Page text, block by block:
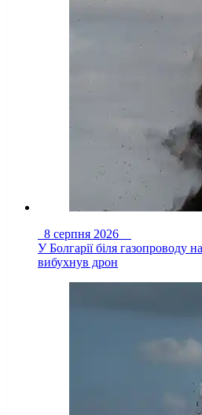
8 серпня 2026
У Болгарії біля газопроводу
вибухнув дрон